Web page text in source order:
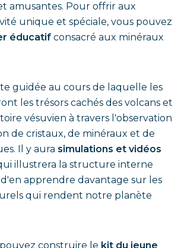
amusantes. Pour offrir aux
unique et spéciale, vous pouvez
éducatif consacré aux minéraux
guidée au cours de laquelle les
les trésors cachés des volcans et
vésuvien à travers l'observation
de cristaux, de minéraux et de
Il y aura simulations et vidéos
illustrera la structure interne
apprendre davantage sur les
qui rendent notre planète
construire le kit du jeune